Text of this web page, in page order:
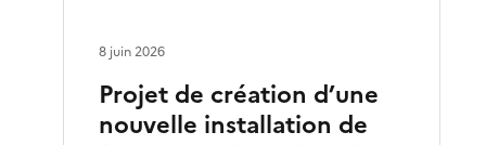
Projet de création d’une
nouvelle installation de
8 juin 2026